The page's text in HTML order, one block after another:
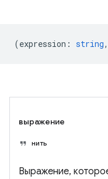
(expression : string,
выражение
нить
Выражение,